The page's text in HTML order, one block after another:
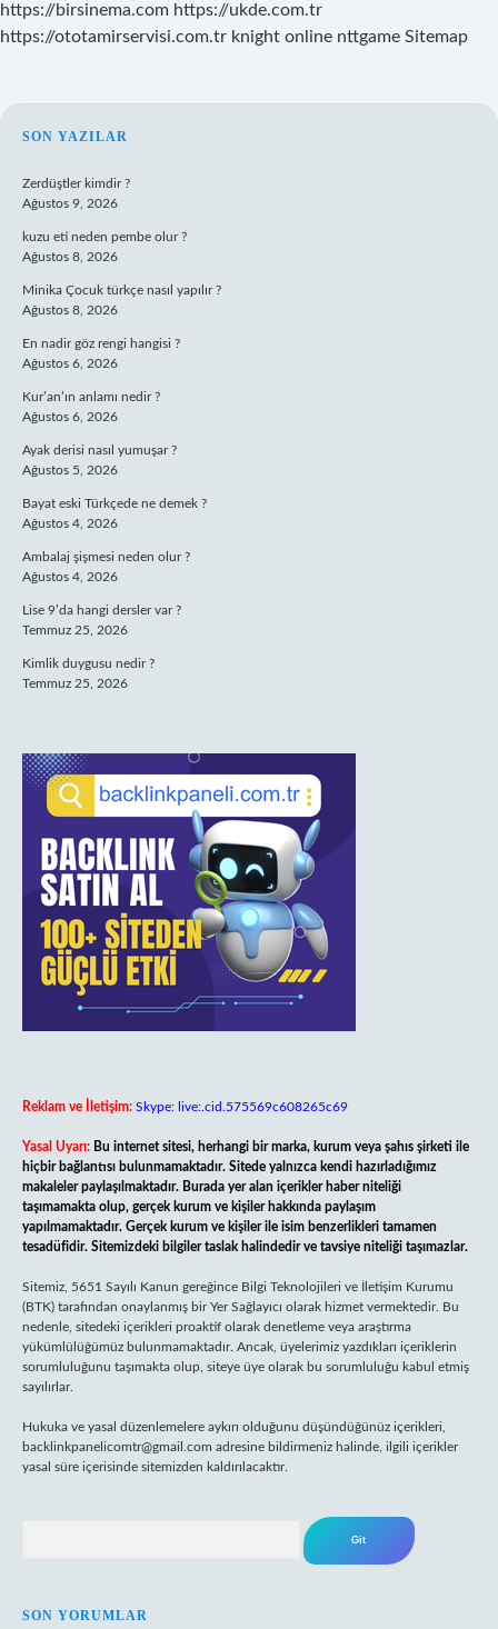
https://birsinema.com https://ukde.com.tr
https://ototamirservisi.com.tr knight online nttgame Sitemap
SIDEBAR
SON YAZILAR
Zerdüştler kimdir ?
Ağustos 9, 2026
kuzu eti neden pembe olur ?
Ağustos 8, 2026
Minika Çocuk türkçe nasıl yapılır ?
Ağustos 8, 2026
En nadir göz rengi hangisi ?
Ağustos 6, 2026
Kur’an’ın anlamı nedir ?
Ağustos 6, 2026
Ayak derisi nasıl yumuşar ?
Ağustos 5, 2026
Bayat eski Türkçede ne demek ?
Ağustos 4, 2026
Ambalaj şişmesi neden olur ?
Ağustos 4, 2026
Lise 9’da hangi dersler var ?
Temmuz 25, 2026
Kimlik duygusu nedir ?
Temmuz 25, 2026
Reklam ve İletişim: Skype: live:.cid.575569c608265c69
Yasal Uyarı: Bu internet sitesi, herhangi bir marka, kurum veya şahıs şirketi ile
hiçbir bağlantısı bulunmamaktadır. Sitede yalnızca kendi hazırladığımız
makaleler paylaşılmaktadır. Burada yer alan içerikler haber niteliği
taşımamakta olup, gerçek kurum ve kişiler hakkında paylaşım
yapılmamaktadır. Gerçek kurum ve kişiler ile isim benzerlikleri tamamen
tesadüfidir. Sitemizdeki bilgiler taslak halindedir ve tavsiye niteliği taşımazlar.
Sitemiz, 5651 Sayılı Kanun gereğince Bilgi Teknolojileri ve İletişim Kurumu
(BTK) tarafından onaylanmış bir Yer Sağlayıcı olarak hizmet vermektedir. Bu
nedenle, sitedeki içerikleri proaktif olarak denetleme veya araştırma
yükümlülüğümüz bulunmamaktadır. Ancak, üyelerimiz yazdıkları içeriklerin
sorumluluğunu taşımakta olup, siteye üye olarak bu sorumluluğu kabul etmiş
sayılırlar.
Hukuka ve yasal düzenlemelere aykırı olduğunu düşündüğünüz içerikleri,
backlinkpanelicomtr@gmail.com adresine bildirmeniz halinde, ilgili içerikler
yasal süre içerisinde sitemizden kaldırılacaktır.
SON YORUMLAR